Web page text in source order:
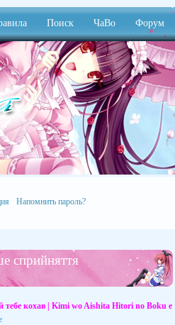
Поиск ЧаВо Форум
Напомнить пароль?
сприйняття
тебе кохав | Kimi wo Aishita Hitori no Boku e